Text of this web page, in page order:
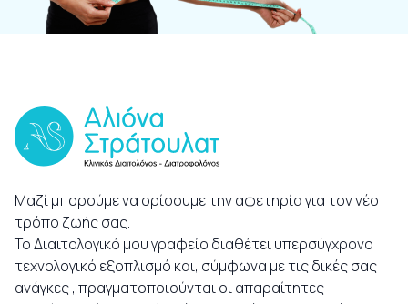
Μαζί μπορούμε να ορίσουμε την αφετηρία για τον νέο
τρόπο ζωής σας.
Το Διαιτολογικό μου γραφείο διαθέτει υπερσύγχρονο
τεχνολογικό εξοπλισμό και, σύμφωνα με τις δικές σας
ανάγκες , πραγματοποιούνται οι απαραίτητες